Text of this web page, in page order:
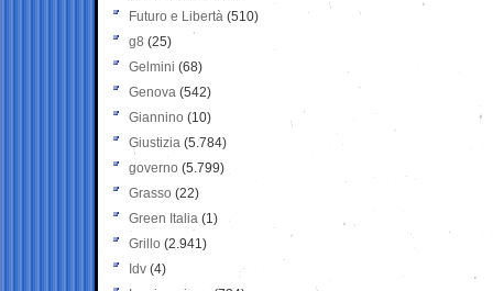
Futuro e Libertà (510)
g8 (25)
Gelmini (68)
Genova (542)
Giannino (10)
Giustizia (5.784)
governo (5.799)
Grasso (22)
Green Italia (1)
Grillo (2.941)
Idv (4)